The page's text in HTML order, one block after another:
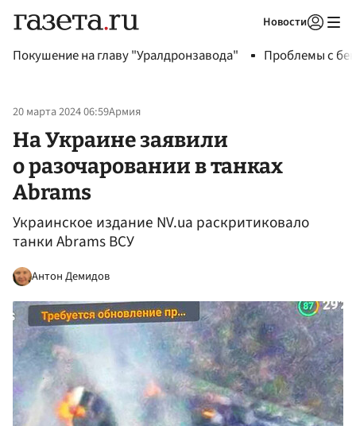
Новости
Покушение на главу "Уралдронзавода" Проблемы с
20 марта 2024 06:59Армия
На Украине заявили
о разочаровании в танках
Abrams
Украинское издание NV.ua раскритиковало
танки Abrams ВСУ
Антон Демидов